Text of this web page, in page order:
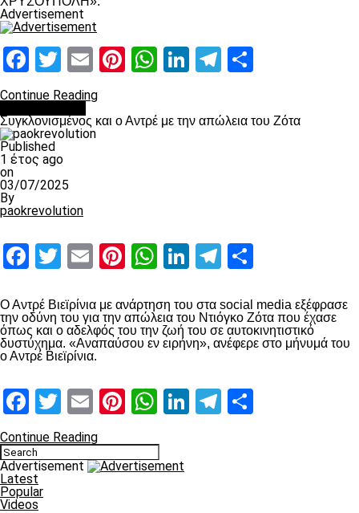
Advertisement
Facebook
Twitter
EmailPinterest
WhatsApp
LinkedIn
Telegram
Continue Reading
Συγκλονισμένος και ο Αντρέ με την απώλεια του Ζότα
Published
1 έτος ago
on
03/07/2025
By
paokrevolution
Facebook
Twitter
EmailPinterest
WhatsApp
LinkedIn
Telegram
Ο Αντρέ Βιεϊρίνια με ανάρτηση του στα social media εξέφρασε
την οδύνη του για την απώλεια του Ντιόγκο Ζότα που έχασε
όπως και ο αδελφός του την ζωή του σε αυτοκινητιστικό
δυστύχημα. «Αναπαύσου εν ειρήνη», ανέφερε στο μήνυμά του
ο Αντρέ Βιεϊρίνια.
Facebook
Twitter
EmailPinterest
WhatsApp
LinkedIn
Telegram
Continue Reading
Advertisement
Latest
Popular
Videos